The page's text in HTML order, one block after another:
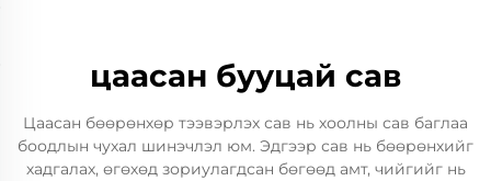
цаасан бууцай сав
Цаасан бөөрөнхөр тээвэрлэх сав нь хоолны сав баглаа
боодлын чухал шинэчлэл юм. Эдгээр сав нь бөөрөнхийг
хадгалах, өгөхөд зориулагдсан бөгөөд амт, чийгийг нь